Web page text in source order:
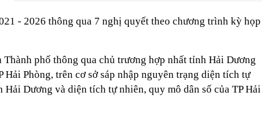
- 2026 thông qua 7 nghị quyết theo chương trình kỳ họp
phố thông qua chủ trương hợp nhất tỉnh Hải Dương
Hải Phòng, trên cơ sở sáp nhập nguyên trạng diện tích tự
Hải Dương và diện tích tự nhiên, quy mô dân số của TP Hải